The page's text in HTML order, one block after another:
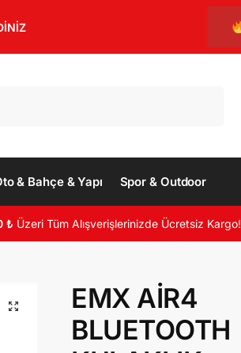
& Bahçe & Yapı Spor & Outdoor
₺ Üzeri Tüm Alışverişlerinizde Ücretsiz Kargo!
EMX AİR4
BLUETOOTH